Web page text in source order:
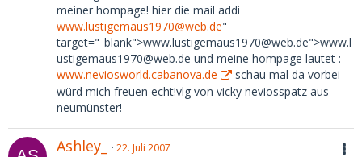
meiner hompage! hier die mail addi
www.lustigemaus1970@web.de"
target="_blank">www.lustigemaus1970@web.de">www.l
ustigemaus1970@web.de und meine hompage lautet :
www.neviosworld.cabanova.de
schau mal da vorbei
würd mich freuen echt!vlg von vicky neviosspatz aus
neumünster!
Ashley_ 22. Juli 2007